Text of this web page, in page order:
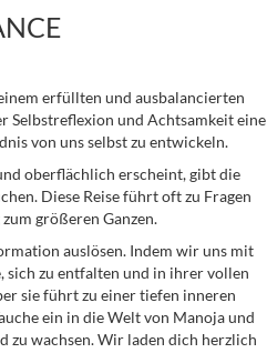
erfüllten und ausbalancierten
Selbstreflexion und Achtsamkeit eine
von uns selbst zu entwickeln.
oberflächlich erscheint, gibt die
Diese Reise führt oft zu Fragen
größeren Ganzen.
auslösen. Indem wir uns mit
sich zu entfalten und in ihrer vollen
sie führt zu einer tiefen inneren
ein in die Welt von Manoja und
zu wachsen. Wir laden dich herzlich